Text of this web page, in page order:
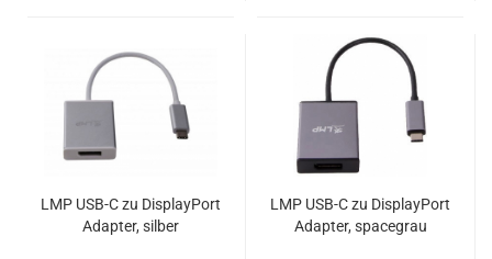
LMP USB-C zu DisplayPort
Adapter, silber
LMP USB-C zu DisplayPort
Adapter, spacegrau